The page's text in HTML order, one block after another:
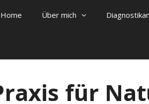
Home Über mich
für